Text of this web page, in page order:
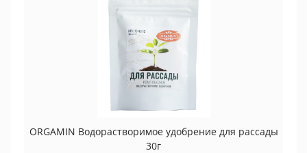
ORGAMIN Водорастворимое удобрение для рассады
30г